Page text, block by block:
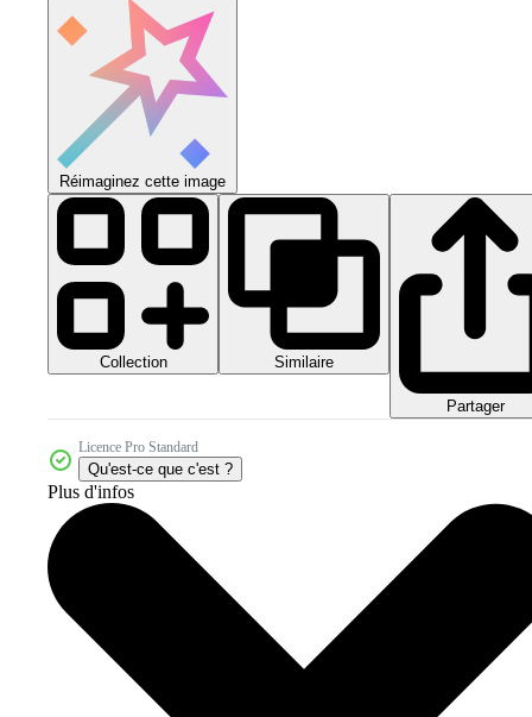
Réimaginez cette image
Collection Similaire
Partager
Licence Pro Standard
Qu'est-ce que c'est ?
Plus d'infos